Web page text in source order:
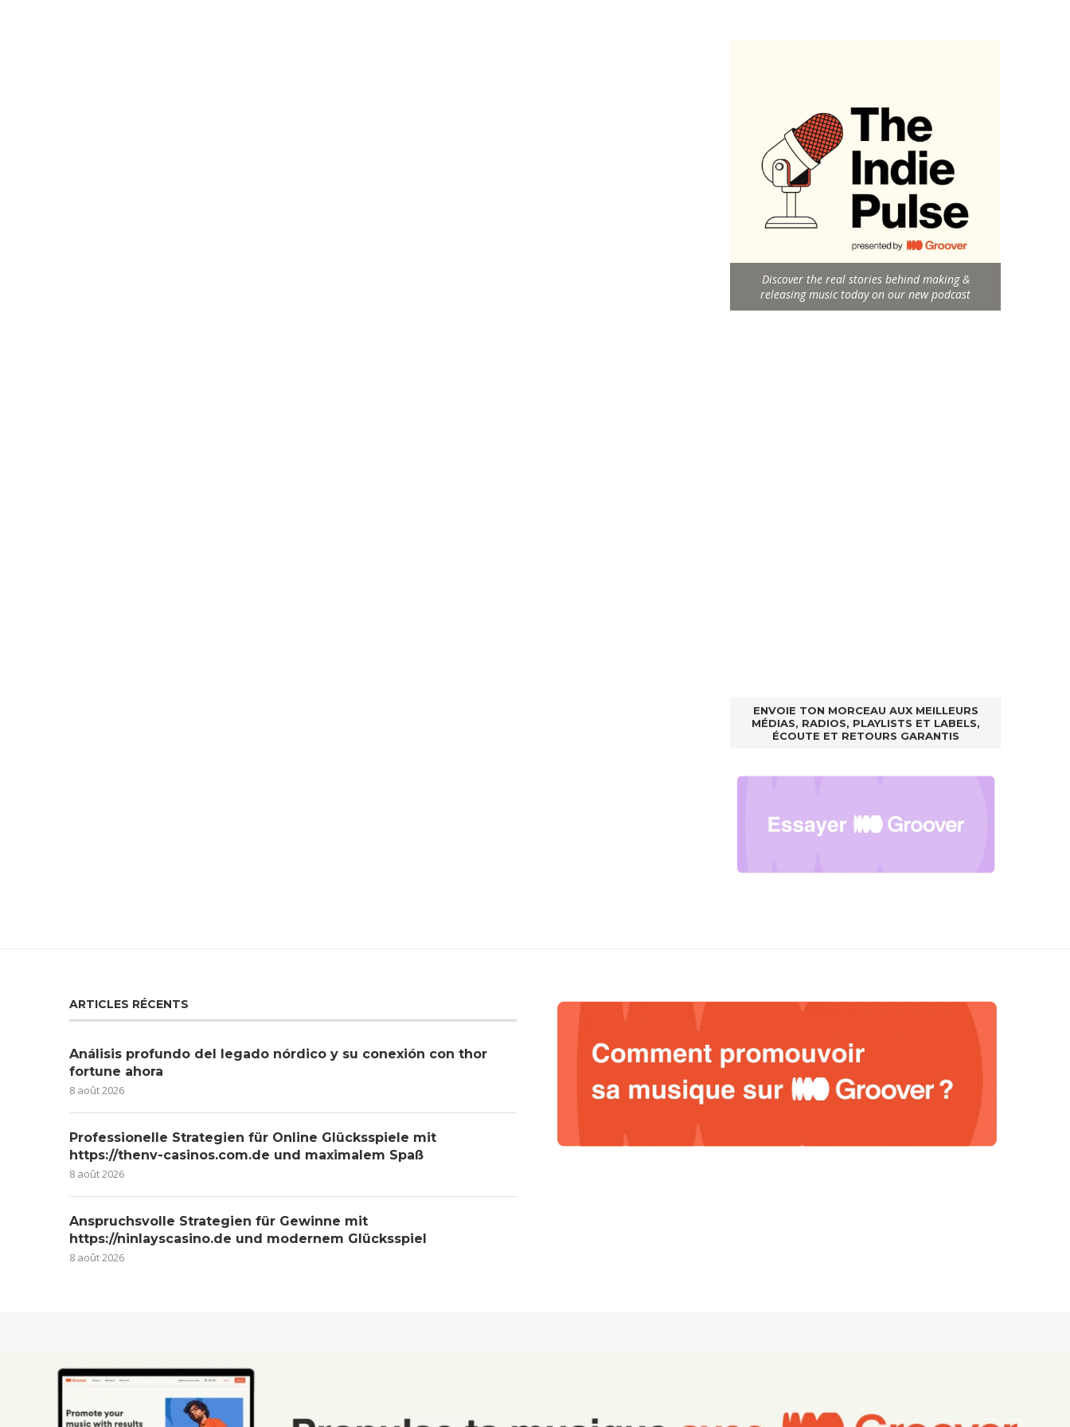
Discover the real stories behind making &
releasing music today on our new podcast
ENVOIE TON MORCEAU AUX MEILLEURS
MÉDIAS, RADIOS, PLAYLISTS ET LABELS,
ÉCOUTE ET RETOURS GARANTIS
ARTICLES RÉCENTS
Análisis profundo del legado nórdico y su conexión con thor
fortune ahora
8 août 2026
Professionelle Strategien für Online Glücksspiele mit
https://thenv-casinos.com.de und maximalem Spaß
8 août 2026
Anspruchsvolle Strategien für Gewinne mit
https://ninlayscasino.de und modernem Glücksspiel
8 août 2026